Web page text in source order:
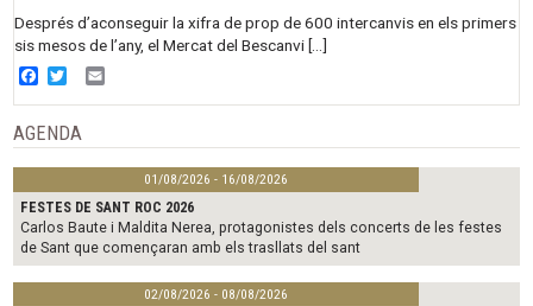
Després d’aconseguir la xifra de prop de 600 intercanvis en els primers
sis mesos de l’any, el Mercat del Bescanvi […]
Facebook
Twitter
AGENDA
01/08/2026 - 16/08/2026
FESTES DE SANT ROC 2026
Carlos Baute i Maldita Nerea, protagonistes dels concerts de les festes
de Sant que començaran amb els trasllats del sant
02/08/2026 - 08/08/2026